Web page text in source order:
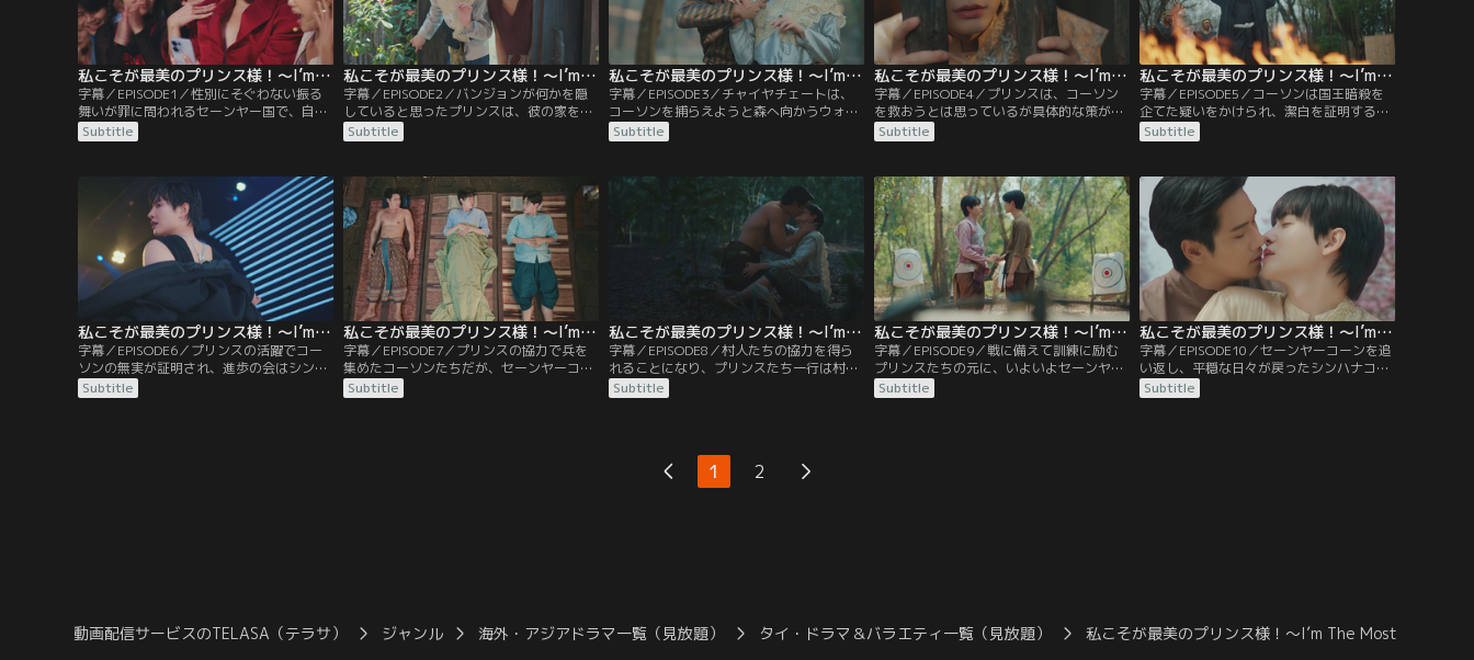
私こそが最美のプリンス様！～I’m The Most Beautiful Count～ 第01話／字幕
字幕／EPISODE1／性別にそぐわない振る
舞いが罪に問われるセーンヤー国で、自分
らしく歌手活動をしていたプリンス。ある
日、プリンスは突然意識を失い、数百年前
男として目を覚ます。戸惑うプリンスだ
が、ウォーラデートは失恋して服毒自殺を
図ったらしいと聞き…。
Subtitle
私こそが最美のプリンス様！～I’m The Most Beautiful Count～ 第02話／字幕
字幕／EPISODE2／バンジョンが何かを隠
していると思ったプリンスは、彼の家を訪
れる。すると、そこにはバンジョンと何か
を話すコーソンの姿があった。バンジョン
コーソンと2人で市場へ買い物に行くこと
に。しかし、市場の人たちから変な目で見
られていることに気付き…。
Subtitle
私こそが最美のプリンス様！～I’m The Most Beautiful Count～ 第03話／字幕
字幕／EPISODE3／チャイヤチェートは、
コーソンを捕らえようと森へ向かうウォー
ラデートの父についていき、わざと足を引
っ張る。一方、追っ手から間一髪で逃れた
ンの家に隠れることにする。そこでプリン
スは、バンジョンとウォーラデートの関係
について新たな情報を知り…。
Subtitle
私こそが最美のプリンス様！～I’m The Most Beautiful Count～ 第04話／字幕
字幕／EPISODE4／プリンスは、コーソン
を救おうとは思っているが具体的な策がな
いことをチャイヤチェートから明かされ
る。そこで、コーソンを脱獄させようとろ
は逃げることを拒否し、いくら聞いても理
由を話そうとしない。腹を立てたプリンス
は、自ら同じろう屋に入り…。
Subtitle
私こそが最美のプリンス様！～I’m The Most Beautiful Count～ 第05話／字幕
字幕／EPISODE5／コーソンは国王暗殺を
企てた疑いをかけられ、潔白を証明するた
めに火渡り儀式に参加させられることにな
る。そんな中、プリンスはコーソンを救う
日、民衆に紛れて作戦開始を待ち構えるバ
ンジョンたちの前に、黒装束に身を包んだ
プリンスが現れ…。
Subtitle
私こそが最美のプリンス様！～I’m The Most Beautiful Count～ 第06話／字幕
字幕／EPISODE6／プリンスの活躍でコー
ソンの無実が証明され、進歩の会はシンハ
ナコーン領を制圧する。そして、次は同性
愛を禁止する法律を作ったセーンヤーコー
Subtitle
私こそが最美のプリンス様！～I’m The Most Beautiful Count～ 第07話／字幕
字幕／EPISODE7／プリンスの協力で兵を
集めたコーソンたちだが、セーンヤーコー
ンと戦うには兵力がまだ足りず、遠くの村
へ協力を頼みに出かけることに。しかし、
Subtitle
私こそが最美のプリンス様！～I’m The Most Beautiful Count～ 第08話／字幕
字幕／EPISODE8／村人たちの協力を得ら
れることになり、プリンスたち一行は村の
宴に参加する。しかし、踊りが苦手なコー
ソンは楽しげに踊るバンジョンとプリンス
伝えて気持ちを確認するが、あることが気
になるプリンスは…。
Subtitle
私こそが最美のプリンス様！～I’m The Most Beautiful Count～ 第09話／字幕
字幕／EPISODE9／戦に備えて訓練に励む
プリンスたちの元に、いよいよセーンヤー
コーンが攻め入ってくる。プリンスたちは
少ない兵ながらも巧みに戦い、皆で敵兵を
Subtitle
私こそが最美のプリンス様！～I’m The Most Beautiful Count～ 第10話／字幕
字幕／EPISODE10／セーンヤーコーンを追
い返し、平穏な日々が戻ったシンハナコー
ン。しかし、気に入らないことがあると相
変わらず乱暴な手段に出るコーソンに、プ
Subtitle
1 2
動画配信サービスのTELASA（テラサ） ジャンル 海外・アジアドラマ一覧（見放題） タイ・ドラマ＆バラエティ一覧（見放題） 私こそが最美のプリンス様！～I’m The Most